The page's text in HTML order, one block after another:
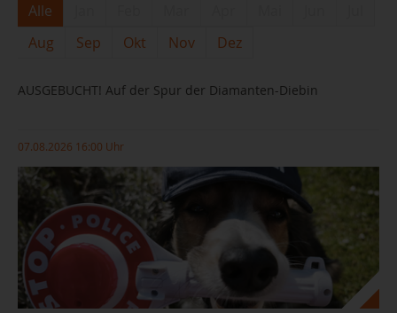
Alle
Aug
Sep Okt Nov Dez
AUSGEBUCHT! Auf der Spur der Diamanten-Diebin
07.08.2026 16:00 Uhr